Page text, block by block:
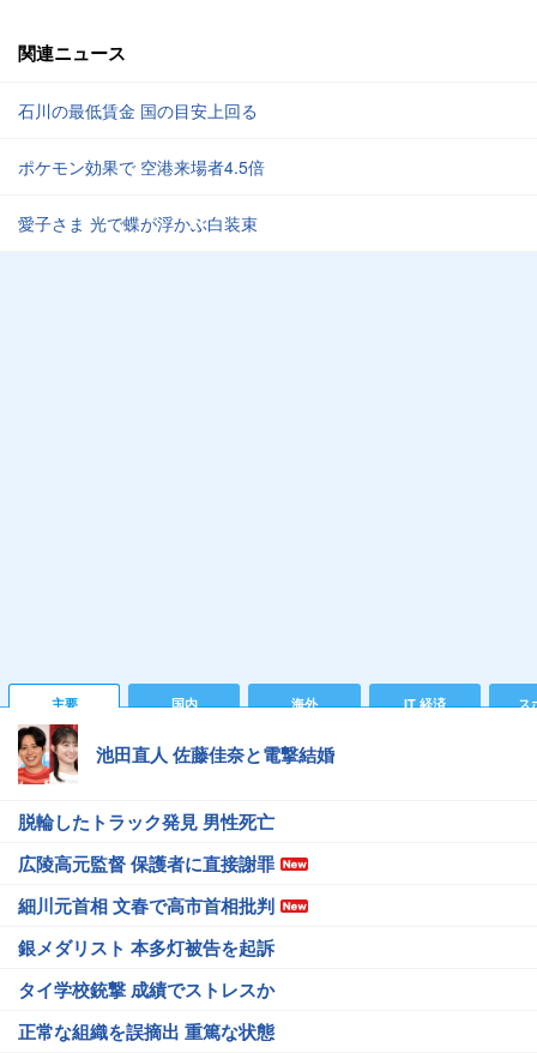
関連ニュース
石川の最低賃金 国の目安上回る
ポケモン効果で 空港来場者4.5倍
愛子さま 光で蝶が浮かぶ白装束
主要 国内 海外 IT 経済 ス
池田直人 佐藤佳奈と電撃結婚
脱輪したトラック発見 男性死亡
広陵高元監督 保護者に直接謝罪
細川元首相 文春で高市首相批判
銀メダリスト 本多灯被告を起訴
タイ学校銃撃 成績でストレスか
正常な組織を誤摘出 重篤な状態